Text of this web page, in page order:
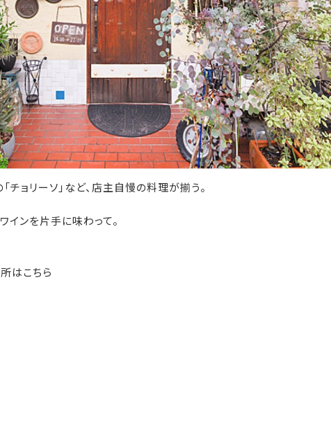
チョリーソ」など、店主自慢の料理が揃う。
ンを片手に味わって。
はこちら